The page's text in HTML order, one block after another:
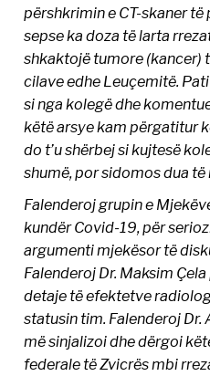
përshkrimin e CT-skaner
sepse ka doza të larta
shkaktojë tumore (kancer)
cilave edhe Leuçemitë.
si nga kolegë dhe
këtë arsye kam përgatitur
do t’u shërbej si kujtesë
shumë, por sidomos dua
Falenderoj grupin e
kundër Covid-19, për
argumenti mjekësor të
Falenderoj Dr. Maksim
detaje të efektetve
statusin tim. Falenderoj Dr.
më sinjalizoi dhe dërgoi
federale të Zvicrës mbi